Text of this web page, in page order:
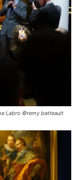
Labro ©remy batteault